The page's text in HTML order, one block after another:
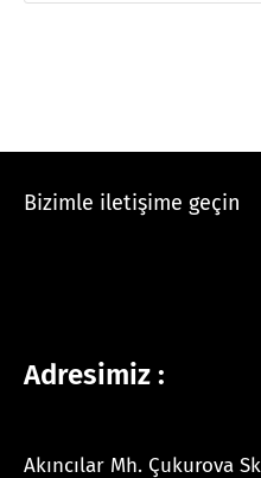
Bizimle iletişime geçin
Adresimiz :
Akıncılar Mh. Çukurova